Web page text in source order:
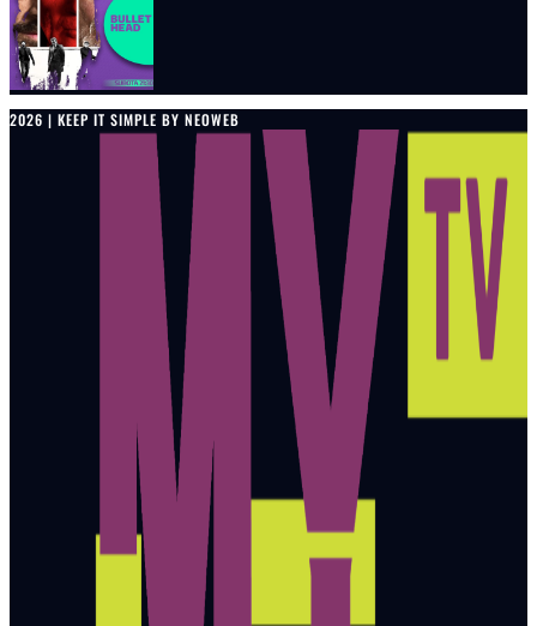
2026 | KEEP IT SIMPLE BY NEOWEB